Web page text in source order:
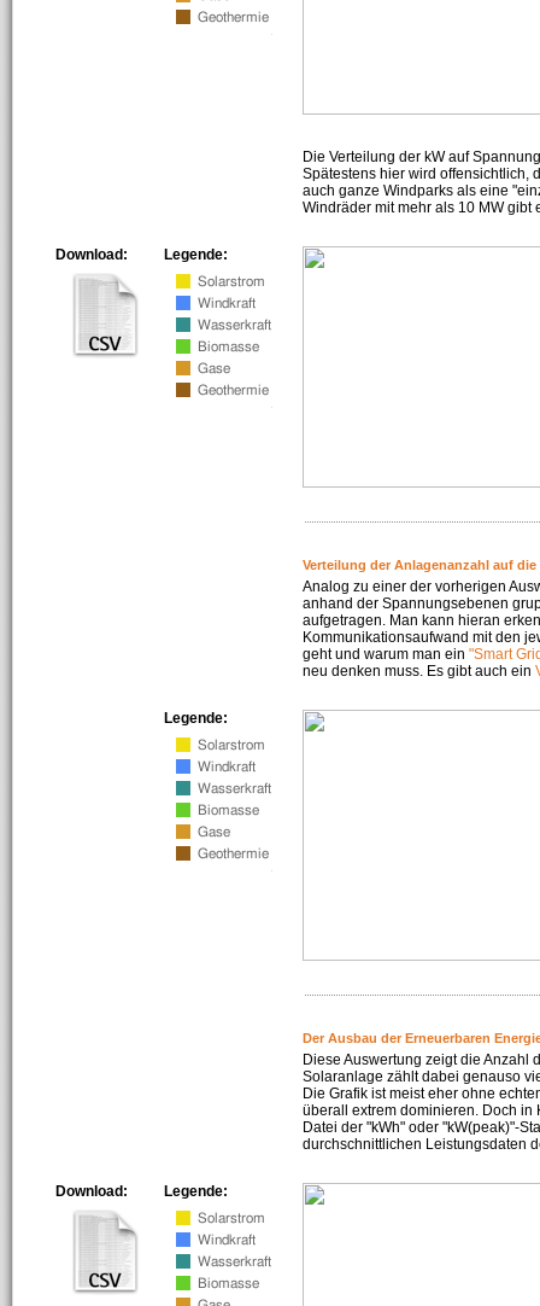
Die Verteilung der kW auf
Spätestens hier wird offensichtlich,
auch ganze Windparks als eine
Windräder mit mehr als 10 MW gibt
Legende:
Download:
Verteilung der Anlagenanzahl auf die
Analog zu einer der vorherigen
anhand der Spannungsebenen
aufgetragen. Man kann hieran
Kommunikationsaufwand mit den
geht und warum man ein "Smart
neu denken muss. Es gibt auch ein
Legende:
Der Ausbau der Erneuerbaren
Diese Auswertung zeigt die Anzahl
Solaranlage zählt dabei genauso
Die Grafik ist meist eher ohne
überall extrem dominieren. Doch in
Datei der "kWh" oder "kW(peak)"-
durchschnittlichen Leistungsdaten
Legende:
Download: